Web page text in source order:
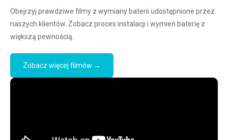
Obejrzyj prawdziwe filmy z wymiany baterii udostępnione przez
naszych klientów. Zobacz proces instalacji i wymień baterię z
większą pewnością.
Zobacz więcej filmów →